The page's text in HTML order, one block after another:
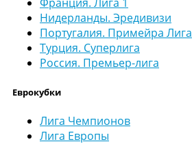
Франция. Лига 1
Нидерланды. Эредивизи
Португалия. Примейра Лига
Турция. Суперлига
Россия. Премьер-лига
Еврокубки
Лига Чемпионов
Лига Европы